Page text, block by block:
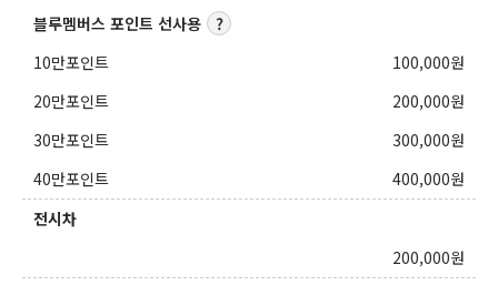
블루멤버스 포인트 선사용
10만포인트
100,000원
20만포인트
200,000원
30만포인트
300,000원
40만포인트
400,000원
전시차
200,000원